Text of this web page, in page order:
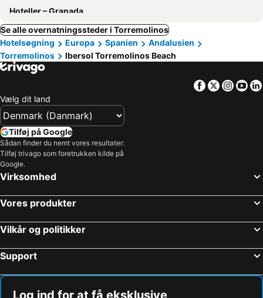
Hoteller – Granada
Se alle overnatningssteder i Torremolinos
Hotelsøgning
Europa Spanien
Andalusien
Torremolinos
Ibersol Torremolinos Beach
Facebook
Twitter
Vælg dit land
Tilføj på Google
Sådan finder du nemt vores resultater:
Tilføj trivago som foretrukken kilde på
Google.
Virksomhed
Vores produkter
Vilkår og politikker
Support